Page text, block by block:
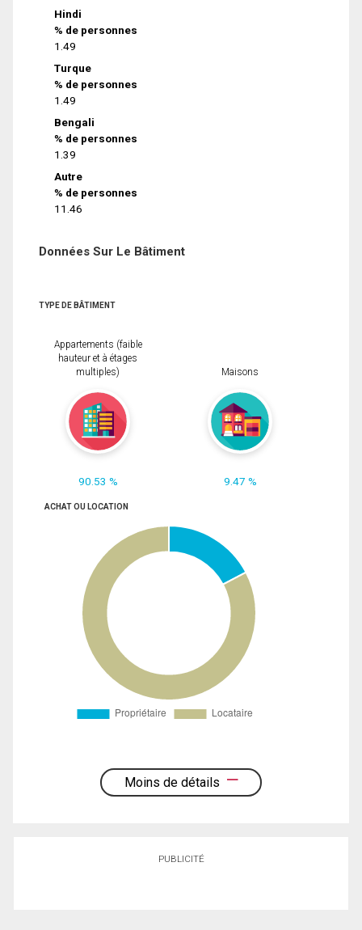
Hindi
% de personnes
1.49
Turque
% de personnes
1.49
Bengali
% de personnes
1.39
Autre
% de personnes
11.46
Données Sur Le Bâtiment
TYPE DE BÂTIMENT
Appartements (faible
hauteur et à étages
multiples)
90.53 %
Maisons
9.47 %
ACHAT OU LOCATION
Moins de détails
PUBLICITÉ